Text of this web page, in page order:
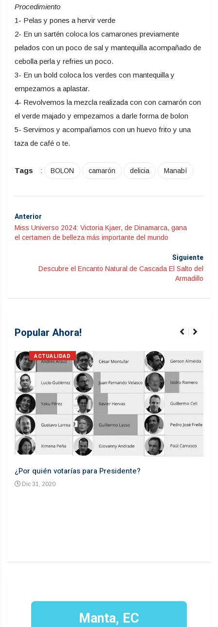
Procedimiento
1- Pelas y pones a hervir verde
2- En un sartén coloca los camarones previamente
pelados con un poco de sal y mantequilla acompañado de
cebolla perla y refries un poco.
3- En un bold coloca los verdes con mantequilla y
empezamos a aplastar.
4- Revolvemos la mezcla realizada con con camarón con
el verde majado y empezamos a darle forma de bolon
5- Servimos y acompañamos con un huevo frito y una
taza de café o te.
Tags : BOLON camarón delicia Manabí
Anterior
Miss Universo 2024: Victoria Kjaer, de Dinamarca, gana
el certamen de belleza más importante del mundo
Siguiente
Descubre el Encanto Natural de Cascada El Salto del
Armadillo
Popular Ahora!
ACTUALIDAD
¿Por quién votarías para Presidente?
Dic 31, 2020
Manta, EC